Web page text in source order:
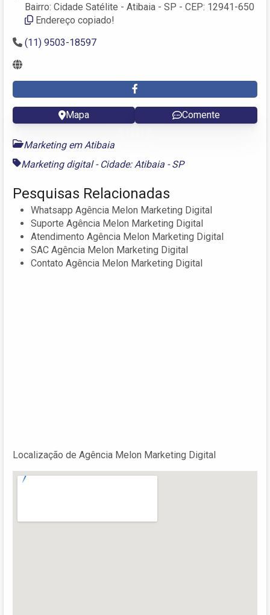
Bairro: Cidade Satélite - Atibaia - SP - CEP: 12941-650
Endereço copiado!
(11) 9503-18597
Mapa Comente
Marketing em Atibaia
Marketing digital - Cidade: Atibaia - SP
Pesquisas Relacionadas
Whatsapp Agência Melon Marketing Digital
Suporte Agência Melon Marketing Digital
Atendimento Agência Melon Marketing Digital
SAC Agência Melon Marketing Digital
Contato Agência Melon Marketing Digital
Localização de Agência Melon Marketing Digital